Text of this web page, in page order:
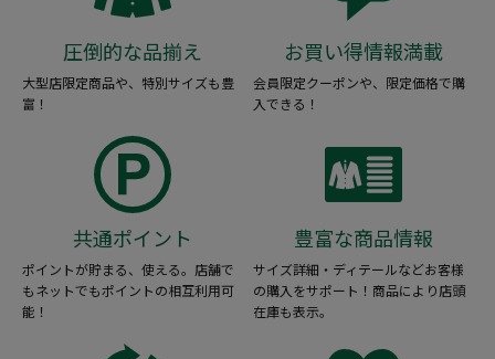
圧倒的な品揃え
大型店限定商品や、特別サイズも豊
富！
お買い得情報満載
会員限定クーポンや、限定価格で購
入できる！
共通ポイント
ポイントが貯まる、使える。店舗で
もネットでもポイントの相互利用可
能！
豊富な商品情報
サイズ詳細・ディテールなどお客様
の購入をサポート！商品により店頭
在庫も表示。